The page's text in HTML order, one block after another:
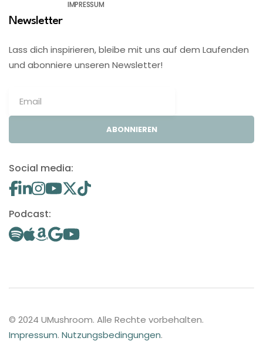
IMPRESSUM
Newsletter
Lass dich inspirieren, bleibe mit uns auf dem Laufenden
und abonniere unseren Newsletter!
ABONNIEREN
Social media:
Podcast:
© 2024 UMushroom. Alle Rechte vorbehalten.
Impressum. Nutzungsbedingungen.